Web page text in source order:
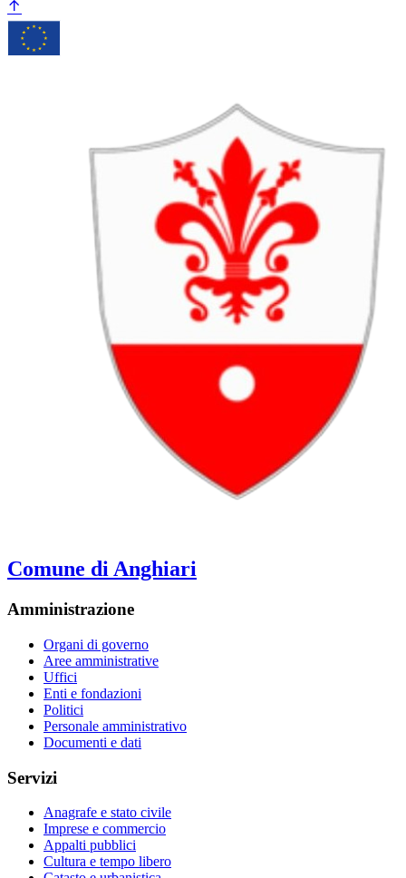
Comune di Anghiari
Amministrazione
Organi di governo
Aree amministrative
Uffici
Enti e fondazioni
Politici
Personale amministrativo
Documenti e dati
Servizi
Anagrafe e stato civile
Imprese e commercio
Appalti pubblici
Cultura e tempo libero